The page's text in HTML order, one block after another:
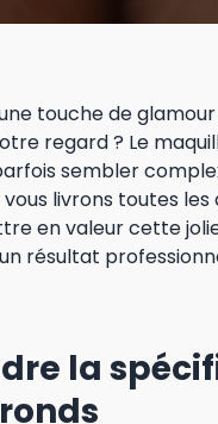
touche de
regard ? Le
sembler
vous livrons toutes
en valeur cette
résultat
la